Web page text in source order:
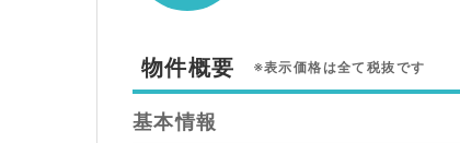
物件概要 ※表示価格は全て税抜です
基本情報